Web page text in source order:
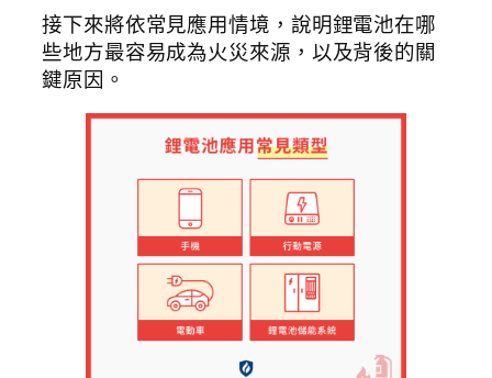
接下來將依常見應用情境，說明鋰電池在哪
些地方最容易成為火災來源，以及背後的關
鍵原因。